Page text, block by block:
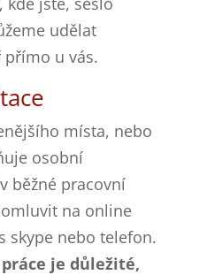
udělat
u vás.
místa, nebo
osobní
běžné pracovní
na online
skype nebo telefon.
je důležité,